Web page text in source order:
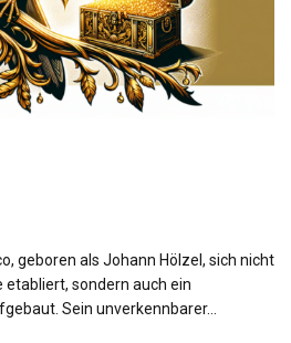
geboren als Johann Hölzel, sich nicht
etabliert, sondern auch ein
Sein unverkennbarer…